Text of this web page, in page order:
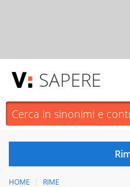
SAPERE
HOME RIME